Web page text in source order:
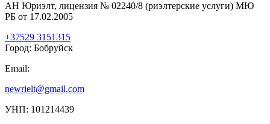
АН Юриэлт, лицензия № 02240/8 (риэлтерские услуги) МЮ
РБ от 17.02.2005
+37529 3151315
Город: Бобруйск
Email:
newrielt@gmail.com
УНП: 101214439